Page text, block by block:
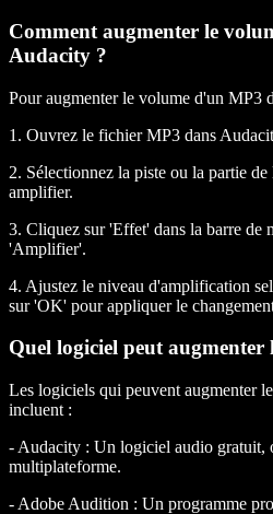
Comment augmenter le
Audacity ?
Pour augmenter le volume d'un MP3
1. Ouvrez le fichier MP3 dans
2. Sélectionnez la piste ou la partie
amplifier.
3. Cliquez sur 'Effet' dans la barre de
'Amplifier'.
4. Ajustez le niveau d'amplification
sur 'OK' pour appliquer le
Quel logiciel peut augmenter
Les logiciels qui peuvent augmenter
incluent :
- Audacity : Un logiciel audio gratuit,
multiplateforme.
- Adobe Audition : Un programme